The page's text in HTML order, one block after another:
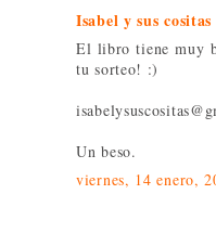
Isabel y sus cositas
El libro tiene muy
tu sorteo! :)
Un beso.
viernes, 14 enero,